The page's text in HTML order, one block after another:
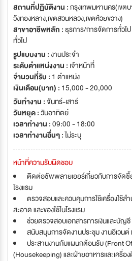
สถานที่ปฏิบัติงาน :กรุงเทพมหานคร(เขต
วังทองหลาง,เขตสวนหลวง,เขตห้วยขวาง)
สาขาอาชีพหลัก :ธุรการ/การจัดการทั่วไป
ทั่วไป
รูปแบบงาน :งานประจำ
ระดับตำแหน่งงาน : เจ้าหน้าที่
จำนวนที่รับ : 1 ตำแหน่ง
เงินเดือน(บาท) : 15,000 - 20,000
วันทำงาน :จันทร์-เสาร์
วันหยุด :วันอาทิตย์
เวลาทำงาน :09:00 - 18:00
เวลาทำงานอื่นๆ :ไม่ระบุ
หน้าที่ความรับผิดชอบ
ติดต่อซัพพลายเออร์เกี่ยวกับการจัดซื้
โรงแรม
ตรวจสอบและควบคุมการใช้เครื่องใช้
สะอาด และของใช้ในโรงแรม
ช่วยตรวจสอบเอกสารการเงินและบัญ
สนับสนุนการจัดงานประชุม งานอีเวน
ประสานงานกับแผนกต้อนรับ (Front
(Housekeeping) และฝ่ายอาหารและเครื่อ